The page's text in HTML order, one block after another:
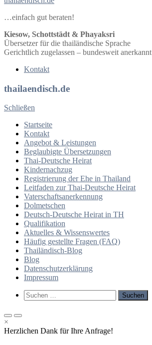
…einfach gut beraten!
Kiesow, Schottstädt & Phayaksri
Übersetzer für die thailändische Sprache
Gerichtlich zugelassen – bundesweit anerkannt
Kontakt
thailaendisch.de
Schließen
Startseite
Kontakt
Angebot & Leistungen
Beglaubigte Übersetzungen
Thai-Deutsche Heirat
Kindernachzug
Registrierung der Ehe in Thailand
Leitfaden zur Thai-Deutsche Heirat
Vaterschaftsanerkennung
Dolmetschen
Deutsch-Deutsche Heirat in TH
Qualifikation
Aktuelles & Wissenswertes
Häufig gestellte Fragen (FAQ)
Thailändisch-Blog
Blog
Datenschutzerklärung
Impressum
Such-
Formular
Suchen
nach:
Primäres
Menü
für
Primäres
Menü
für
×
Herzlichen Dank für Ihre Anfrage!